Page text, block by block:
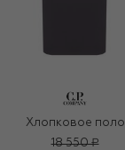
Хлопковое поло
18 550 ₽